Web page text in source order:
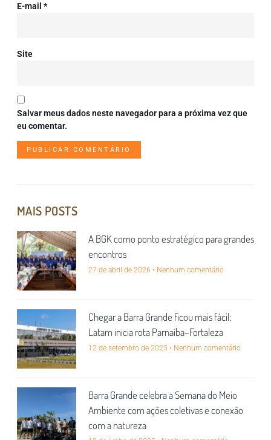
E-mail *
Site
Salvar meus dados neste navegador para a próxima vez que
eu comentar.
MAIS POSTS
A BGK como ponto estratégico para grandes
encontros
27 de abril de 2026 Nenhum comentário
Chegar a Barra Grande ficou mais fácil:
Latam inicia rota Parnaíba–Fortaleza
12 de setembro de 2025 Nenhum comentário
Barra Grande celebra a Semana do Meio
Ambiente com ações coletivas e conexão
com a natureza